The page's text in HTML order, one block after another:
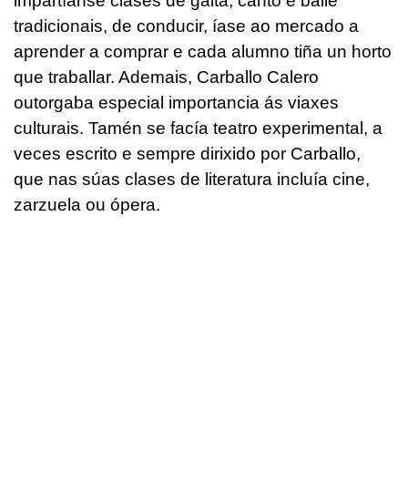
tradicionais, de conducir, íase ao mercado a
aprender a comprar e cada alumno tiña un horto
que traballar. Ademais, Carballo Calero
outorgaba especial importancia ás viaxes
culturais. Tamén se facía teatro experimental, a
veces escrito e sempre dirixido por Carballo,
que nas súas clases de literatura incluía cine,
zarzuela ou ópera.